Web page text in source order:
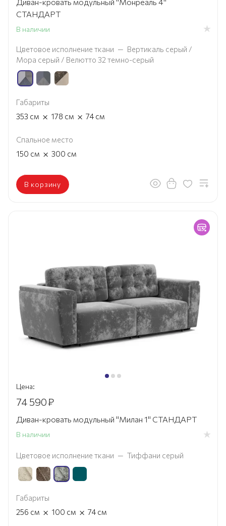
СТАНДАРТ
В наличии
Цветовое исполнение ткани — Вертикаль серый /
Мора серый / Велютто 32 темно-серый
Габариты
353 см × 178 см × 74 см
Спальное место
150 см × 300 см
В корзину
Цена:
74 590₽
Диван-кровать модульный "Милан 1" СТАНДАРТ
В наличии
Цветовое исполнение ткани — Тиффани серый
Габариты
256 см × 100 см × 74 см